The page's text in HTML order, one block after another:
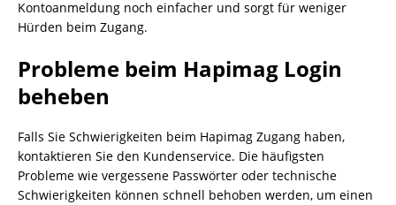
Kontoanmeldung noch einfacher und sorgt für weniger
Hürden beim Zugang.
Probleme beim Hapimag Login
beheben
Falls Sie Schwierigkeiten beim Hapimag Zugang haben,
kontaktieren Sie den Kundenservice. Die häufigsten
Probleme wie vergessene Passwörter oder technische
Schwierigkeiten können schnell behoben werden, um einen